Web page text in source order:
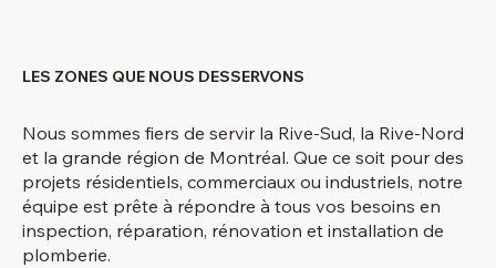
LES ZONES QUE NOUS DESSERVONS
Nous sommes fiers de servir la Rive-Sud, la Rive-Nord
et la grande région de Montréal. Que ce soit pour des
projets résidentiels, commerciaux ou industriels, notre
équipe est prête à répondre à tous vos besoins en
inspection, réparation, rénovation et installation de
plomberie.